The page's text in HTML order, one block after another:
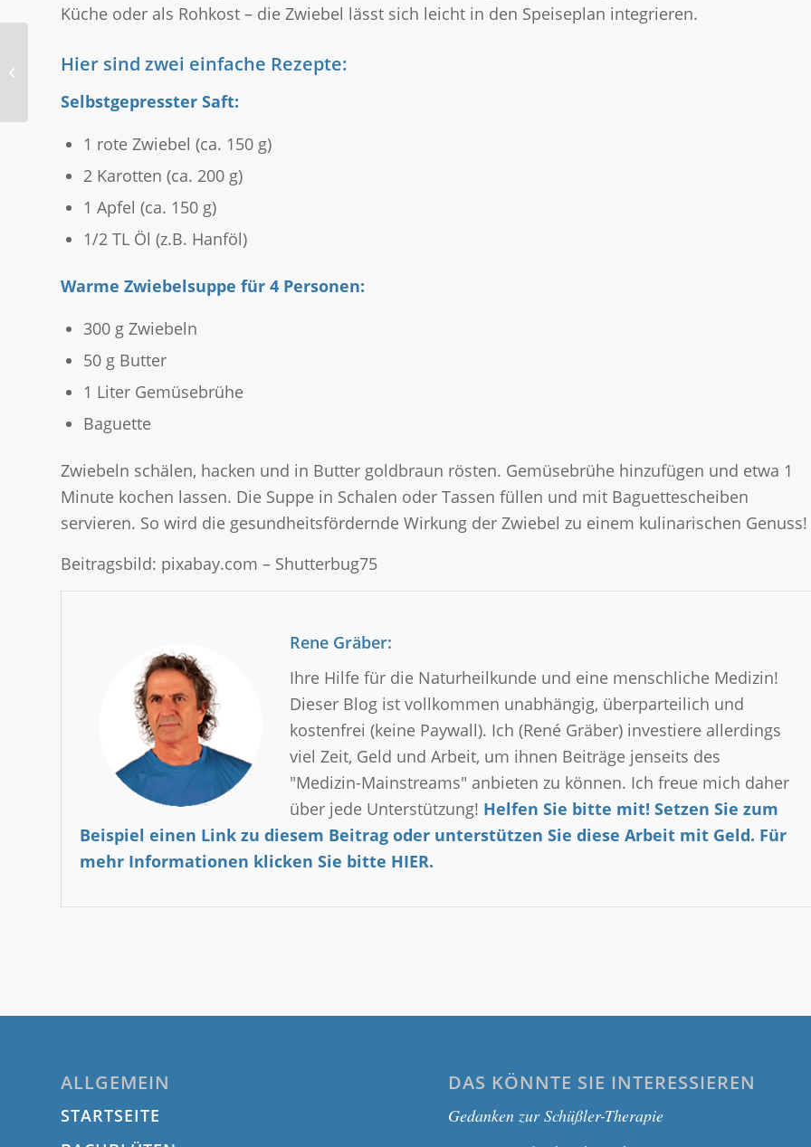
Küche oder als Rohkost – die Zwiebel lässt sich leicht in den Speiseplan integrieren.
Hier sind zwei einfache Rezepte:
Selbstgepresster Saft:
1 rote Zwiebel (ca. 150 g)
2 Karotten (ca. 200 g)
1 Apfel (ca. 150 g)
1/2 TL Öl (z.B. Hanföl)
Warme Zwiebelsuppe für 4 Personen:
300 g Zwiebeln
50 g Butter
1 Liter Gemüsebrühe
Baguette
Zwiebeln schälen, hacken und in Butter goldbraun rösten. Gemüsebrühe hinzufügen und etwa 1
Minute kochen lassen. Die Suppe in Schalen oder Tassen füllen und mit Baguettescheiben
servieren. So wird die gesundheitsfördernde Wirkung der Zwiebel zu einem kulinarischen Genuss!
Beitragsbild: pixabay.com – Shutterbug75
Rene Gräber:
Ihre Hilfe für die Naturheilkunde und eine menschliche Medizin!
Dieser Blog ist vollkommen unabhängig, überparteilich und
kostenfrei (keine Paywall). Ich (René Gräber) investiere allerdings
viel Zeit, Geld und Arbeit, um ihnen Beiträge jenseits des
"Medizin-Mainstreams" anbieten zu können. Ich freue mich daher
über jede Unterstützung! Helfen Sie bitte mit! Setzen Sie zum
Beispiel einen Link zu diesem Beitrag oder unterstützen Sie diese Arbeit mit Geld. Für
mehr Informationen klicken Sie bitte HIER.
ALLGEMEIN
STARTSEITE
DAS KÖNNTE SIE INTERESSIEREN
Gedanken zur Schüßler-Therapie
Serrapeptase